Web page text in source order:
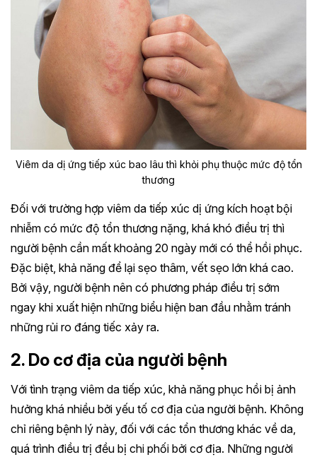
Viêm da dị ứng tiếp xúc bao lâu thì khỏi phụ thuộc mức độ tổn
thương
Đối với trường hợp viêm da tiếp xúc dị ứng kích hoạt bội
nhiễm có mức độ tổn thương nặng, khá khó điều trị thì
người bệnh cần mất khoảng 20 ngày mới có thể hồi phục.
Đặc biệt, khả năng để lại sẹo thâm, vết sẹo lớn khá cao.
Bởi vậy, người bệnh nên có phương pháp điều trị sớm
ngay khi xuất hiện những biểu hiện ban đầu nhằm tránh
những rủi ro đáng tiếc xảy ra.
2. Do cơ địa của người bệnh
Với tình trạng viêm da tiếp xúc, khả năng phục hồi bị ảnh
hưởng khá nhiều bởi yếu tố cơ địa của người bệnh. Không
chỉ riêng bệnh lý này, đối với các tổn thương khác về da,
quá trình điều trị đều bị chi phối bởi cơ địa. Những người